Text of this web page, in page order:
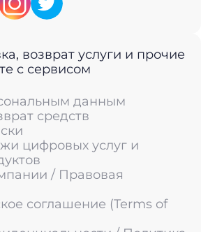
возврат услуги и прочие
с сервисом
данным
средств
цифровых услуг и
/ Правовая
соглашение (Terms of